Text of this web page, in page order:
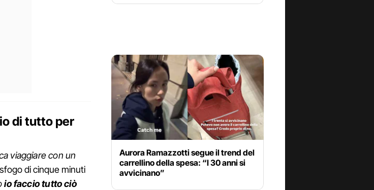
di tutto per
viaggiare con un
di cinque minuti
io faccio tutto ciò
Aurora Ramazzotti segue il trend del
carrellino della spesa: “I 30 anni si
avvicinano”